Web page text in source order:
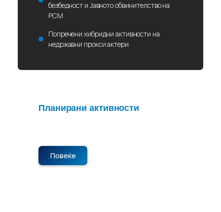
безбедност и Јавното обвинителство на
РСМ
Попречени хибридни активности на
недржавни прокси актери
Планирани активности
Повеќе